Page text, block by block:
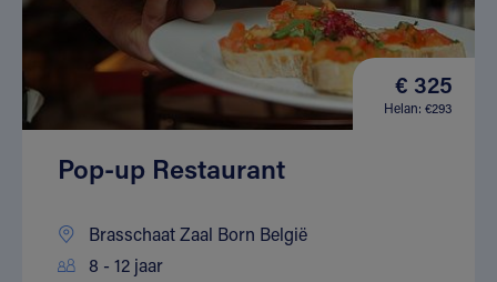
€ 325
Helan: €293
Pop-up Restaurant
Brasschaat Zaal Born België
8 - 12 jaar